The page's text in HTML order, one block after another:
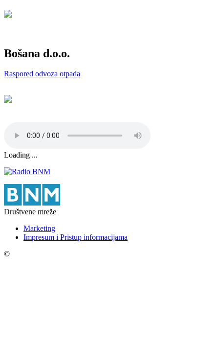
Bošana d.o.o.
Raspored odvoza otpada
Loading ...
Društvene mreže
Marketing
Impresum i Pristup informacijama
©